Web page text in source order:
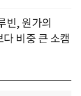
빈, 원가의
비중 큰 소캠